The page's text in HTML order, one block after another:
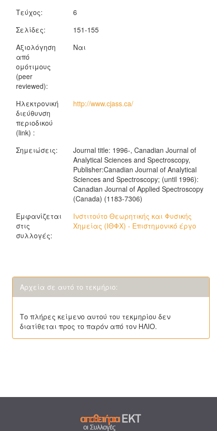
Τεύχος:
6
Σελίδες:
151-155
Αξιολόγηση
από
ομότιμους
(peer
reviewed):
Ναι
Ηλεκτρονική
διεύθυνση
περιοδικού
(link) :
http://www.cjass.ca/
Σημειώσεις:
Journal title: 1996-, Canadian Journal of
Analytical Sciences and Spectroscopy,
Publisher:Canadian Journal of Analytical
Sciences and Spectroscopy; (until 1996):
Canadian Journal of Applied Spectroscopy
(Canada) (1183-7306)
Εμφανίζεται
στις
συλλογές:
Ινστιτούτο Θεωρητικής και Φυσικής
Χημείας (ΙΘΦΧ) - Επιστημονικό έργο
Αρχεία σε αυτό το τεκμήριο:
Το πλήρες κείμενο αυτού του τεκμηρίου δεν
διατίθεται προς το παρόν από τον ΗΛΙΟ.